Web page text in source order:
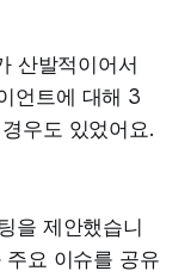
산발적이어서
언트에 대해 3
우도 있었어요.
을 제안했습니
주요 이슈를 공유